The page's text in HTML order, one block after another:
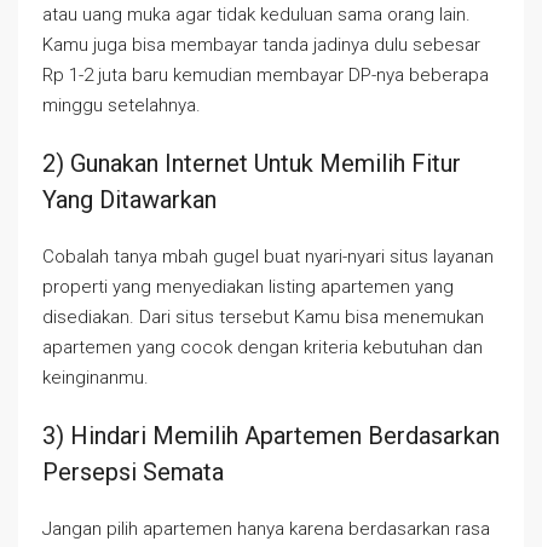
atau uang muka agar tidak keduluan sama orang lain.
Kamu juga bisa membayar tanda jadinya dulu sebesar
Rp 1-2 juta baru kemudian membayar DP-nya beberapa
minggu setelahnya.
2) Gunakan Internet Untuk Memilih Fitur
Yang Ditawarkan
Cobalah tanya mbah gugel buat nyari-nyari situs layanan
properti yang menyediakan listing apartemen yang
disediakan. Dari situs tersebut Kamu bisa menemukan
apartemen yang cocok dengan kriteria kebutuhan dan
keinginanmu.
3) Hindari Memilih Apartemen Berdasarkan
Persepsi Semata
Jangan pilih apartemen hanya karena berdasarkan rasa